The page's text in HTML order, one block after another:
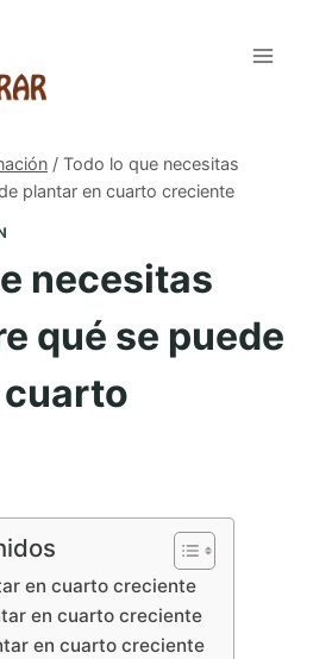
/ Todo lo que necesitas
plantar en cuarto creciente
necesitas
qué se puede
en cuarto creciente
en cuarto creciente
en cuarto creciente